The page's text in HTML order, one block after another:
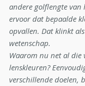
andere golflengte
ervoor dat bepaalde
opvallen. Dat klinkt
wetenschap.
Waarom nu net al die
lenskleuren?
verschillende doelen,